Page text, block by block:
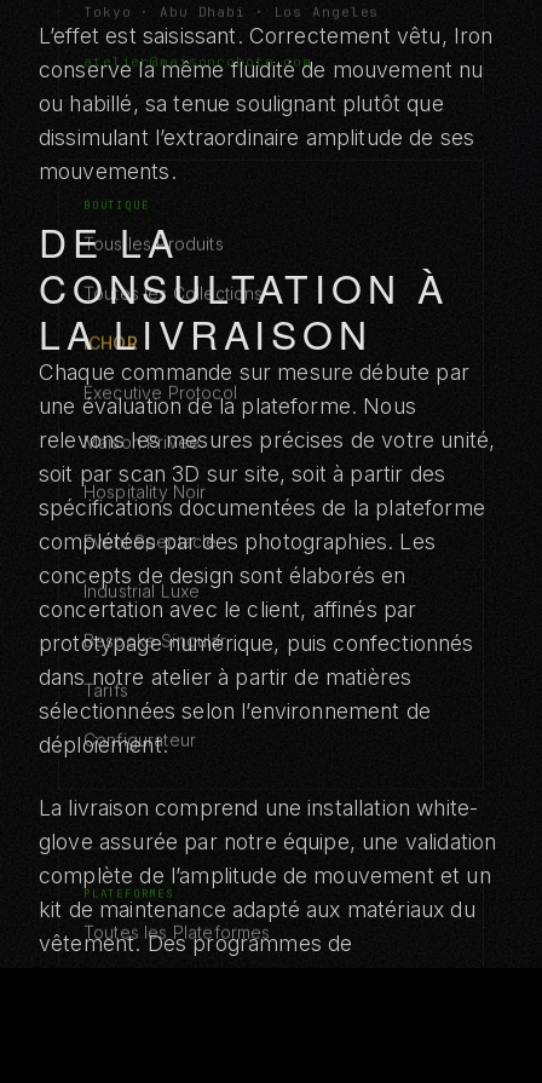
L’effet est saisissant. Correctement vêtu, Iron
conserve la même fluidité de mouvement nu
ou habillé, sa tenue soulignant plutôt que
dissimulant l’extraordinaire amplitude de ses
mouvements.
DE LA
CONSULTATION À
LA LIVRAISON
Chaque commande sur mesure débute par
une évaluation de la plateforme. Nous
relevons les mesures précises de votre unité,
soit par scan 3D sur site, soit à partir des
spécifications documentées de la plateforme
complétées par des photographies. Les
concepts de design sont élaborés en
concertation avec le client, affinés par
prototypage numérique, puis confectionnés
dans notre atelier à partir de matières
sélectionnées selon l’environnement de
déploiement.
La livraison comprend une installation white-
glove assurée par notre équipe, une validation
complète de l’amplitude de mouvement et un
kit de maintenance adapté aux matériaux du
vêtement. Des programmes de
Tokyo · Abu Dhabi · Los Angeles
atelier@maisonroboto.com
BOUTIQUE
Tous les Produits
Toutes les Collections
ICHOR
Executive Protocol
Maison Privee
Hospitality Noir
Event Spectacle
Industrial Luxe
Bespoke Singular
Tarifs
Configurateur
PLATEFORMES
Toutes les Plateformes